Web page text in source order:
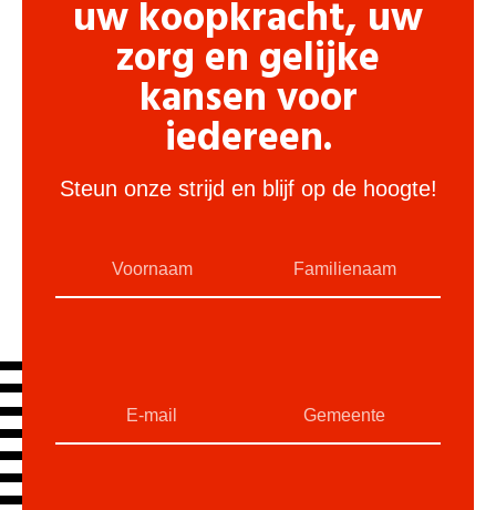
uw koopkracht, uw
zorg en gelijke
kansen voor
iedereen.
Steun onze strijd en blijf op de hoogte!